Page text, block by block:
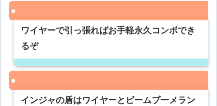
ワイヤーで引っ張ればお手軽永久コンボでき
るぞ
インジャの盾はワイヤーとビームブーメラン